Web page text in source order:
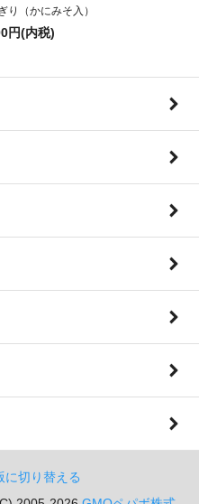
り（かにみそ入）
円(内税)
に切り替える